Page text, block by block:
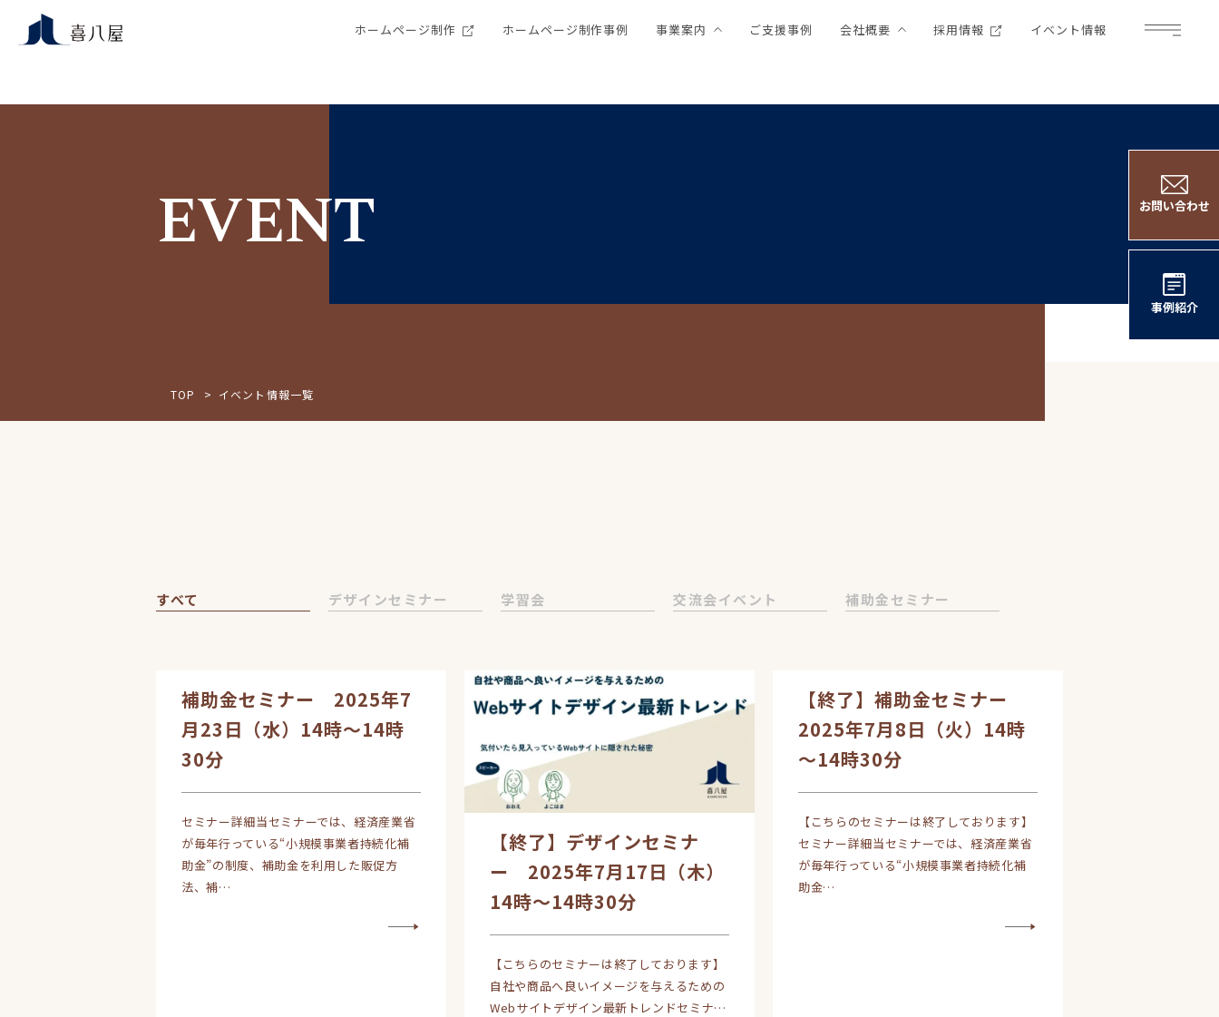
ホームページ制作 ホームページ制作事例 事業案内 ご支援事例 会社概要 採用情報 イベント情報
EVENT
TOP イベント情報一覧
すべて デザインセミナー 学習会 交流会イベント 補助金セミナー
補助金セミナー 2025年7
月23日（水）14時～14時
30分
セミナー詳細当セミナーでは、経済産業省
が毎年行っている“小規模事業者持続化補
助金”の制度、補助金を利用した販促方
法、補…
【終了】デザインセミナ
ー 2025年7月17日（木）
14時～14時30分
【こちらのセミナーは終了しております】
自社や商品へ良いイメージを与えるための
Webサイトデザイン最新トレンドセミナ…
【終了】補助金セミナー
2025年7月8日（火）14時
～14時30分
【こちらのセミナーは終了しております】
セミナー詳細当セミナーでは、経済産業省
が毎年行っている“小規模事業者持続化補
助金…
お問い合わせ
事例紹介